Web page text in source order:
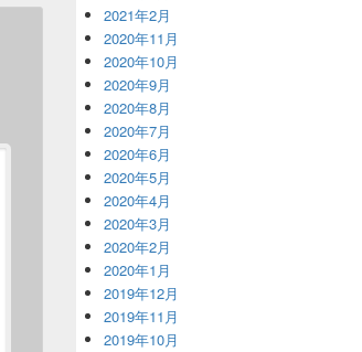
2021年2月
2020年11月
2020年10月
2020年9月
2020年8月
2020年7月
2020年6月
2020年5月
2020年4月
2020年3月
2020年2月
2020年1月
2019年12月
2019年11月
2019年10月